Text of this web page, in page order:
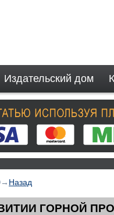
Издательский дом
→ Назад
ГОРНОЙ